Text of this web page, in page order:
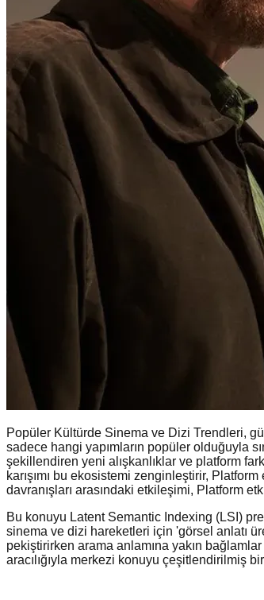
Popüler Kültürde Sinema ve Dizi Trendleri,
sadece hangi yapımların popüler olduğuyla
şekillendiren yeni alışkanlıklar ve platform
karışımı bu ekosistemi zenginleştirir,
davranışları arasındaki etkileşimi, Platform
Bu konuyu Latent Semantic Indexing (LSI)
sinema ve dizi hareketleri için 'görsel anlatı
pekiştirirken arama anlamına yakın
aracılığıyla merkezi konuyu çeşitlendirilmiş